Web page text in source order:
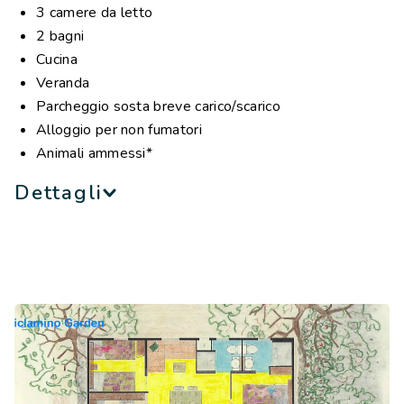
*in presenza di animali domestici, il costo della pulizia
finale è €90.
NB: le immagini hanno scopo puramente illustrativo
3 camere da letto
2 bagni
Cucina
Veranda
Parcheggio sosta breve carico/scarico
Alloggio per non fumatori
Animali ammessi*
Dettagli
ampi spazi interni ed esterni, sia una famiglia numerosa,
sia un gruppo di amici fino a 6 persone possono vivere
una vacanza immersa nel verde e nel comfort. Nel
dettaglio troviamo: